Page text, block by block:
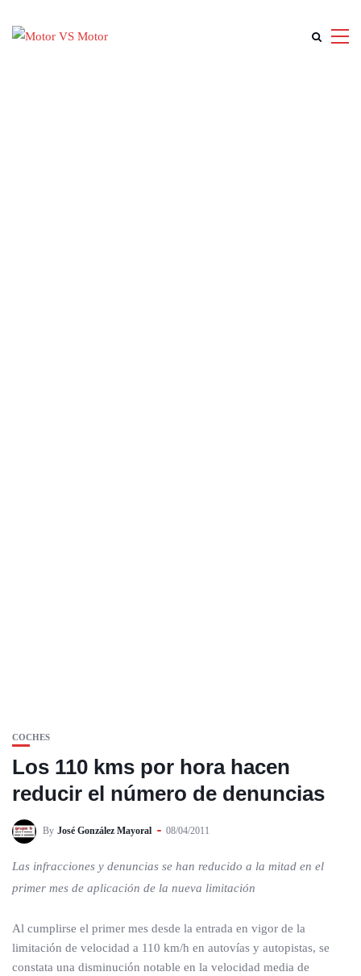
COCHES
Los 110 kms por hora hacen
reducir el número de denuncias
By José González Mayoral 08/04/2011
Las infracciones y denuncias se han reducido a la mitad en el
primer mes de aplicación de la nueva limitación
Al cumplirse el primer mes desde la entrada en vigor de la
limitación de velocidad a 110 km/h en autovías y autopistas, se
constata una disminución notable en la velocidad media de